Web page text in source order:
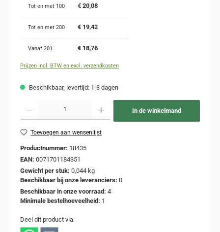
Tot en met 100 € 20,08
Tot en met 200 € 19,42
Vanaf 201 € 18,76
Prijzen incl. BTW en excl. verzendkosten
Beschikbaar, levertijd: 1-3 dagen
In de winkelmand
Toevoegen aan wensenlijst
Productnummer: 18435
EAN: 0071701184351
Gewicht per stuk: 0,044 kg
Beschikbaar bij onze leveranciers: 0
Beschikbaar in onze voorraad: 4
Minimale bestelhoeveelheid: 1
Deel dit product via: